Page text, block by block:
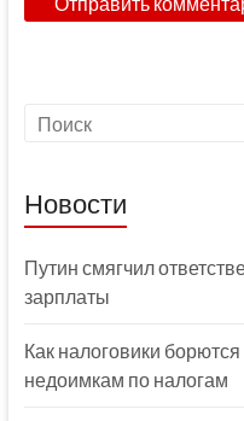
Новости
Путин смягчил
зарплаты
Как налоговики
недоимкам по налогам